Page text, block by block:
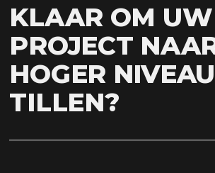
KLAAR OM UW
PROJECT
HOGER
TILLEN?